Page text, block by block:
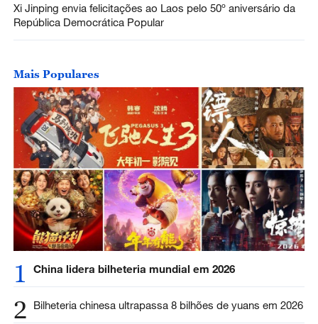
Xi Jinping envia felicitações ao Laos pelo 50º aniversário da
República Democrática Popular
Mais Populares
1 China lidera bilheteria mundial em 2026
2 Bilheteria chinesa ultrapassa 8 bilhões de yuans em 2026